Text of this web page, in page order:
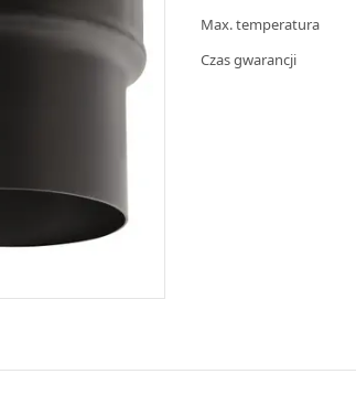
Max. temperatura
Czas gwarancji